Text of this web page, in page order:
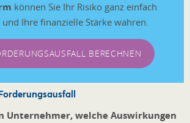
können Sie Ihr Risiko ganz einfach
und Ihre finanzielle Stärke wahren.
BERECHNEN
Unternehmer, welche Auswirkungen